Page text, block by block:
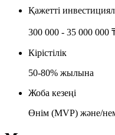
Қажетті
300 000 - 35 000 000
Кірістілік
50-80% жылына
Жоба кезеңі
Өнім (MVP) және/